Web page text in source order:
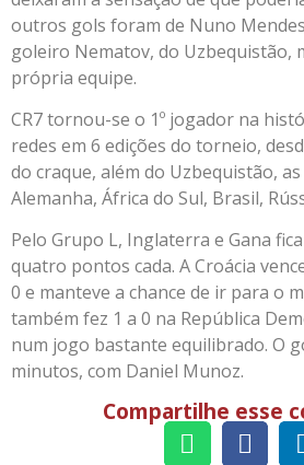
outros gols foram de Nuno
goleiro Nematov, do Uzbequistão,
própria equipe.
CR7 tornou-se o 1º jogador na
redes em 6 edições do torneio,
do craque, além do Uzbequistão, as
Alemanha, África do Sul, Brasil,
Pelo Grupo L, Inglaterra e Gana
quatro pontos cada. A Croácia
0 e manteve a chance de ir para o
também fez 1 a 0 na República
num jogo bastante equilibrado. O
minutos, com Daniel Munoz.
Compartilhe esse